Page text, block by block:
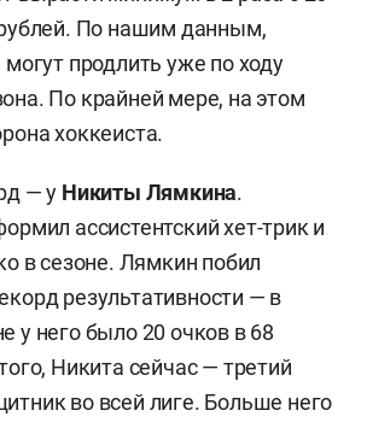
По нашим данным,
продлить уже по ходу
По крайней мере, на этом
хоккеиста.
— у Никиты Лямкина.
ассистентский хет-трик и
в сезоне. Лямкин побил
результативности — в
у него было 20 очков в 68
Никита сейчас — третий
во всей лиге. Больше него